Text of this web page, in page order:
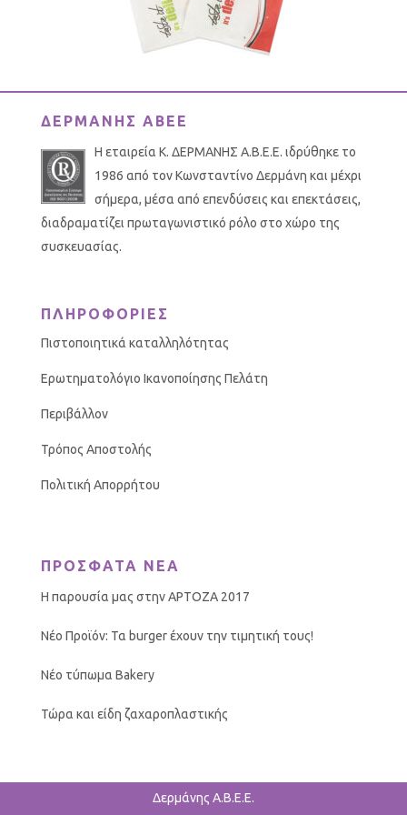
ΔΕΡΜΑΝΗΣ ΑΒΕΕ
Η εταιρεία Κ. ΔΕΡΜΑΝΗΣ Α.Β.Ε.Ε. ιδρύθηκε το
1986 από τον Κωνσταντίνο Δερμάνη και μέχρι
σήμερα, μέσα από επενδύσεις και επεκτάσεις,
διαδραματίζει πρωταγωνιστικό ρόλο στο χώρο της
συσκευασίας.
ΠΛΗΡΟΦΟΡΙΕΣ
Πιστοποιητικά καταλληλότητας
Ερωτηματολόγιο Ικανοποίησης Πελάτη
Περιβάλλον
Τρόπος Αποστολής
Πολιτική Απορρήτου
ΠΡΟΣΦΑΤΑ ΝΕΑ
Η παρουσία μας στην ΑΡΤΟΖΑ 2017
Νέο Προϊόν: Τα burger έχουν την τιμητική τους!
Νέο τύπωμα Bakery
Τώρα και είδη ζαχαροπλαστικής
Δερμάνης Α.Β.Ε.Ε.